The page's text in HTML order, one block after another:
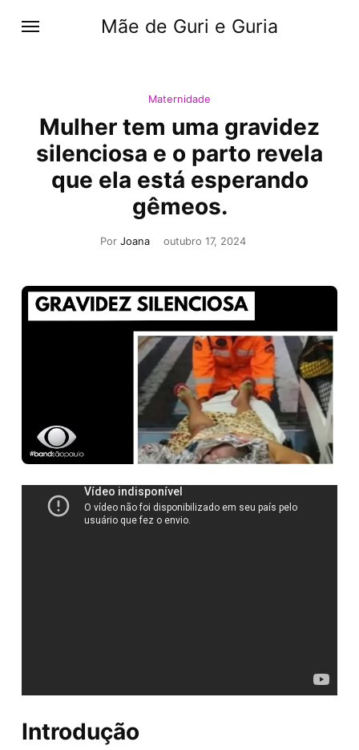
Mãe de Guri e Guria
Maternidade
Mulher tem uma gravidez
silenciosa e o parto revela
que ela está esperando
gêmeos.
PorJoana outubro 17, 2024
Introdução